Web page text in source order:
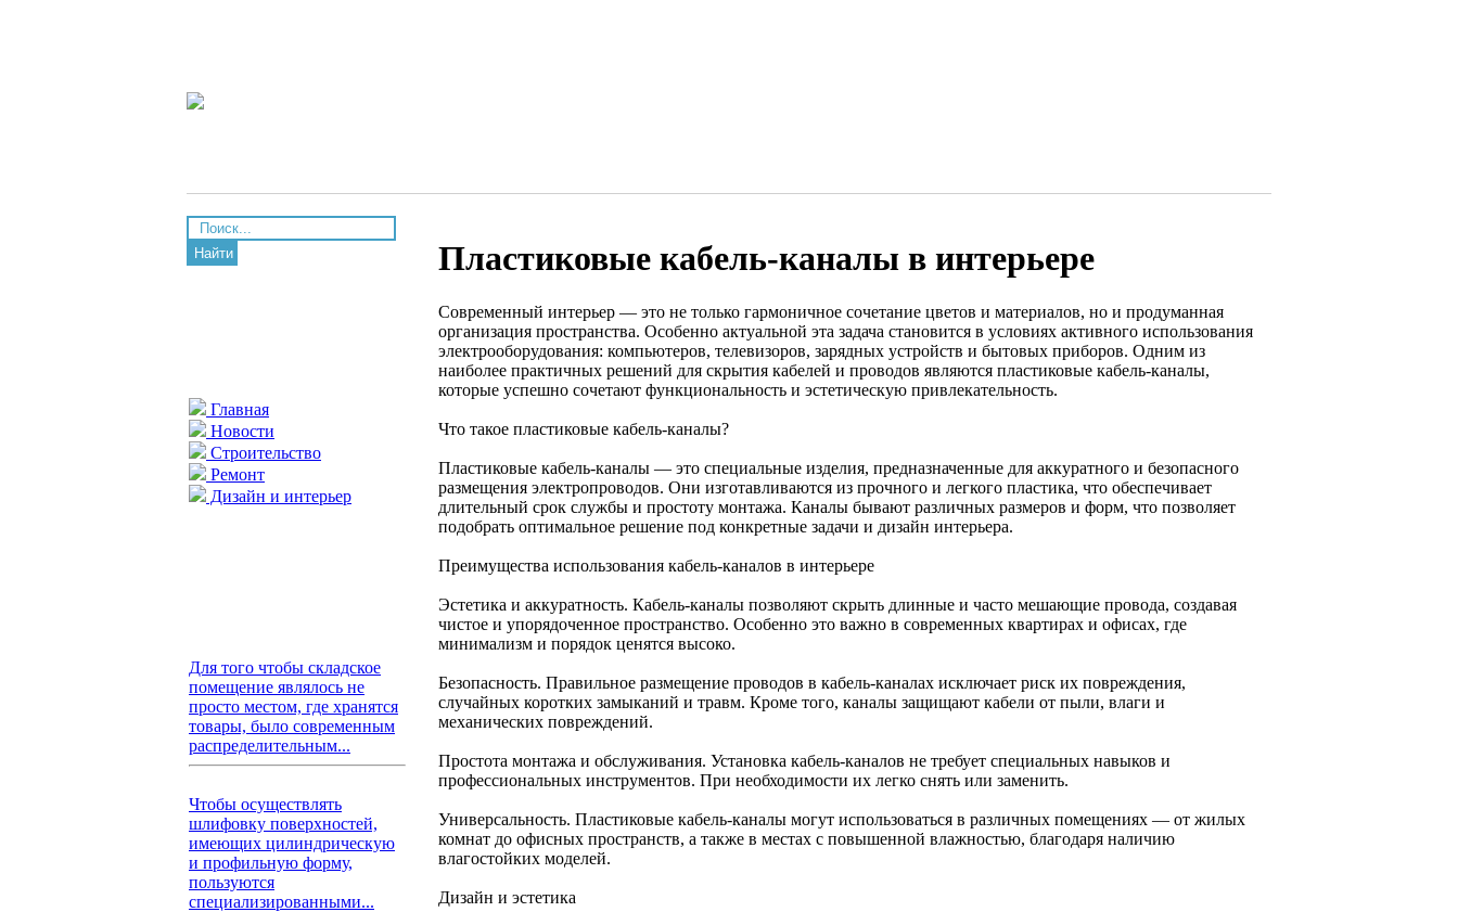
Найти
Главная
Новости
Строительство
Ремонт
Дизайн и интерьер
Для того чтобы складское
помещение являлось не
просто местом, где хранятся
товары, было современным
распределительным...
Чтобы осуществлять
шлифовку поверхностей,
имеющих цилиндрическую
и профильную форму,
пользуются
специализированными...
Пластиковые кабель-каналы в интерьере
Современный интерьер — это не только гармоничное сочетание цветов и материалов, но и продуманная
организация пространства. Особенно актуальной эта задача становится в условиях активного использования
электрооборудования: компьютеров, телевизоров, зарядных устройств и бытовых приборов. Одним из
наиболее практичных решений для скрытия кабелей и проводов являются пластиковые кабель-каналы,
которые успешно сочетают функциональность и эстетическую привлекательность.
Что такое пластиковые кабель-каналы?
Пластиковые кабель-каналы — это специальные изделия, предназначенные для аккуратного и безопасного
размещения электропроводов. Они изготавливаются из прочного и легкого пластика, что обеспечивает
длительный срок службы и простоту монтажа. Каналы бывают различных размеров и форм, что позволяет
подобрать оптимальное решение под конкретные задачи и дизайн интерьера.
Преимущества использования кабель-каналов в интерьере
Эстетика и аккуратность. Кабель-каналы позволяют скрыть длинные и часто мешающие провода, создавая
чистое и упорядоченное пространство. Особенно это важно в современных квартирах и офисах, где
минимализм и порядок ценятся высоко.
Безопасность. Правильное размещение проводов в кабель-каналах исключает риск их повреждения,
случайных коротких замыканий и травм. Кроме того, каналы защищают кабели от пыли, влаги и
механических повреждений.
Простота монтажа и обслуживания. Установка кабель-каналов не требует специальных навыков и
профессиональных инструментов. При необходимости их легко снять или заменить.
Универсальность. Пластиковые кабель-каналы могут использоваться в различных помещениях — от жилых
комнат до офисных пространств, а также в местах с повышенной влажностью, благодаря наличию
влагостойких моделей.
Дизайн и эстетика